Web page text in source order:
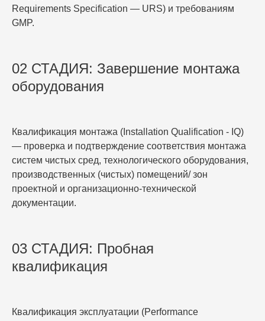
Requirements Specification — URS) и требованиям
GMP.
02 СТАДИЯ: Завершение монтажа
оборудования
Квалификация монтажа (Installation Qualification - IQ)
— проверка и подтверждение соответствия монтажа
систем чистых сред, технологического оборудования,
производственных (чистых) помещений/ зон
проектной и организационно-технической
документации.
03 СТАДИЯ: Пробная
квалификация
Квалификация эксплуатации (Performance